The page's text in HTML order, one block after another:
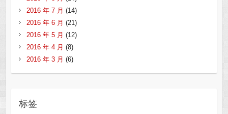
2016 年 7 月 (14)
2016 年 6 月 (21)
2016 年 5 月 (12)
2016 年 4 月 (8)
2016 年 3 月 (6)
标签